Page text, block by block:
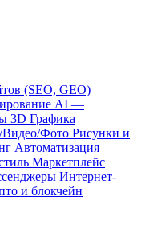
(SEO, GEO)
AI —
3D Графика
Видео/Фото Рисунки и
Автоматизация
Маркетплейс
Интернет-
и блокчейн